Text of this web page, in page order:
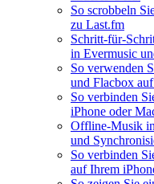
So scrobbeln
zu Last.fm
Schritt-für-
in Evermusic
So verwenden
und Flacbox
So verbinden
iPhone oder
Offline-Musik
und
So verbinden
auf Ihrem